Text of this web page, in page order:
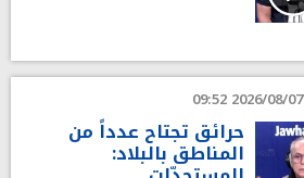
2026/08/07 09:52
حرائق تجتاح عدداً من
المناطق بالبلاد: